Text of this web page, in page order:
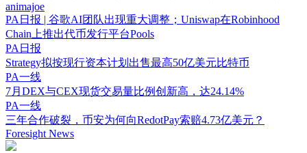
animajoe
PA日报 | 谷歌AI团队出现重大调整；Uniswap在Robinhood
Chain上推出代币发行平台Pools
PA日报
Strategy拟按现行资本计划出售最高50亿美元比特币
PA一线
7月DEX与CEX现货交易量比例创新高，达24.14%
PA一线
三年合作破裂，币安为何向RedotPay索赔4.73亿美元？
Foresight News